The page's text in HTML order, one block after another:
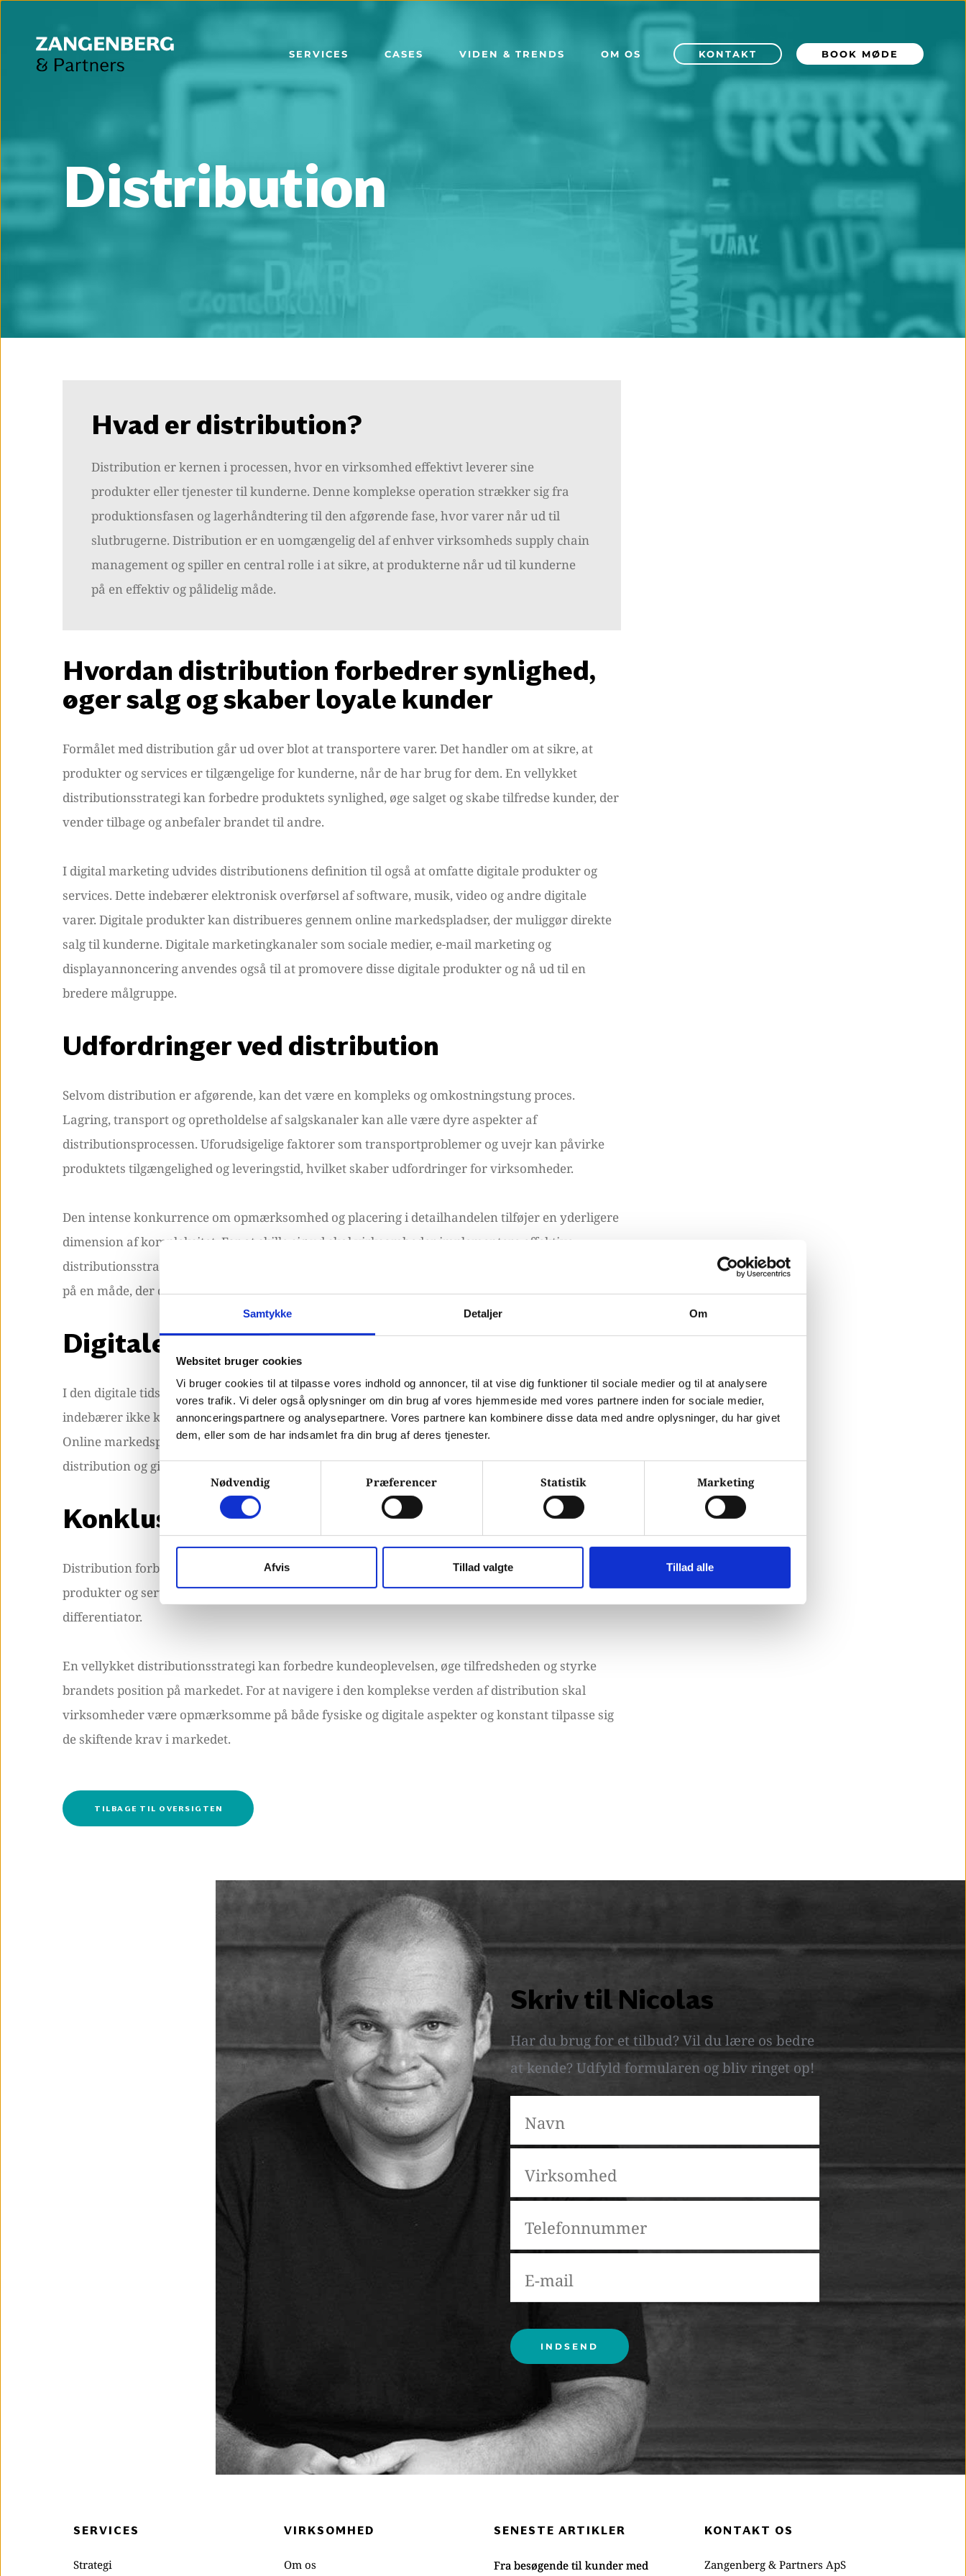
Samtykke Detaljer Om
Websitet bruger cookies
Vi bruger cookies til at tilpasse vores indhold og annoncer, til at vise dig funktioner til sociale medier og til at analysere
vores trafik. Vi deler også oplysninger om din brug af vores hjemmeside med vores partnere inden for sociale medier,
annonceringspartnere og analysepartnere. Vores partnere kan kombinere disse data med andre oplysninger, du har givet
dem, eller som de har indsamlet fra din brug af deres tjenester.
Samtykkevalg
Nødvendig Præferencer Statistik Marketing
Afvis Tillad valgte Tillad alle
SERVICES CASES VIDEN & TRENDS OM OS KONTAKT BOOK MØDE
Distribution
Hvad er distribution?
Distribution er kernen i processen, hvor en virksomhed effektivt leverer sine
produkter eller tjenester til kunderne. Denne komplekse operation strækker sig fra
produktionsfasen og lagerhåndtering til den afgørende fase, hvor varer når ud til
slutbrugerne. Distribution er en uomgængelig del af enhver virksomheds supply chain
management og spiller en central rolle i at sikre, at produkterne når ud til kunderne
på en effektiv og pålidelig måde.
Hvordan distribution forbedrer synlighed,
øger salg og skaber loyale kunder
Formålet med distribution går ud over blot at transportere varer. Det handler om at sikre, at
produkter og services er tilgængelige for kunderne, når de har brug for dem. En vellykket
distributionsstrategi kan forbedre produktets synlighed, øge salget og skabe tilfredse kunder, der
vender tilbage og anbefaler brandet til andre.
I digital marketing udvides distributionens definition til også at omfatte digitale produkter og
services. Dette indebærer elektronisk overførsel af software, musik, video og andre digitale
varer. Digitale produkter kan distribueres gennem online markedspladser, der muliggør direkte
salg til kunderne. Digitale marketingkanaler som sociale medier, e-mail marketing og
displayannoncering anvendes også til at promovere disse digitale produkter og nå ud til en
bredere målgruppe.
Udfordringer ved distribution
Selvom distribution er afgørende, kan det være en kompleks og omkostningstung proces.
Lagring, transport og opretholdelse af salgskanaler kan alle være dyre aspekter af
distributionsprocessen. Uforudsigelige faktorer som transportproblemer og uvejr kan påvirke
produktets tilgængelighed og leveringstid, hvilket skaber udfordringer for virksomheder.
Den intense konkurrence om opmærksomhed og placering i detailhandelen tilføjer en yderligere
dimension af kompleksitet. For at skille sig ud skal virksomheder implementere effektive
distributionsstrategier, der ikke kun sikrer, at produkterne når ud til kunderne, men også gør det
på en måde, der differentierer dem fra konkurrenterne.
Digitale aspekter af distribution
I den digitale tidsalder bliver distribution af digitale produkter stadig mere fremtrædende. Det
indebærer ikke kun levering af selve produktet men også den digitale oplevelse, der ledsager det.
Online markedspladser, e-mail-kampagner og digitale reklamer udgør en vigtig del af digital
distribution og giver virksomheder mulighed for at nå ud til et globalt publikum.
Konklusion
Distribution forbliver en uundværlig del af enhver virksomheds succes. Evnen til at levere
produkter og services effektivt er ikke kun en logistisk nødvendighed, men også en strategisk
differentiator.
En vellykket distributionsstrategi kan forbedre kundeoplevelsen, øge tilfredsheden og styrke
brandets position på markedet. For at navigere i den komplekse verden af distribution skal
virksomheder være opmærksomme på både fysiske og digitale aspekter og konstant tilpasse sig
de skiftende krav i markedet.
TILBAGE TIL OVERSIGTEN
Skriv til Nicolas
Har du brug for et tilbud? Vil du lære os bedre
at kende? Udfyld formularen og bliv ringet op!
Please leave this field empty.
SERVICES
Strategi
VIRKSOMHED
Om os
SENESTE ARTIKLER
Fra besøgende til kunder med
KONTAKT OS
Zangenberg & Partners ApS